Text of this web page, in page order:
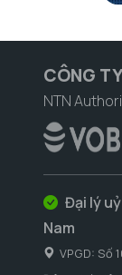
CÔNG
NTN
Đại lý
Nam
VPGD: Số